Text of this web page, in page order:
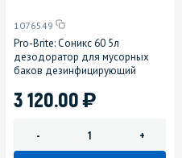
1076549
Pro-Brite: Соникс 60 5л
дезодоратор для мусорных
баков дезинфицирующий
3 120.00)
- +